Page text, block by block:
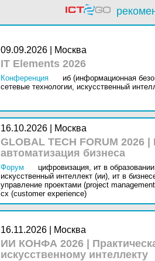
09.09.2026 | Москва
IT Elements 2026
Конференция
иб (информационная
сетевые технологии, искусственный
16.10.2026 | Москва
GLOBAL TECH FORUM
автоматизация бизнеса
Форум цифровизация, ит в
искусственный интеллект (ии), ит в
управление проектами (project
cx (customer experience)
16.11.2026 | Москва
ИИ КОНФА 2026 |
искусственному интеллекту